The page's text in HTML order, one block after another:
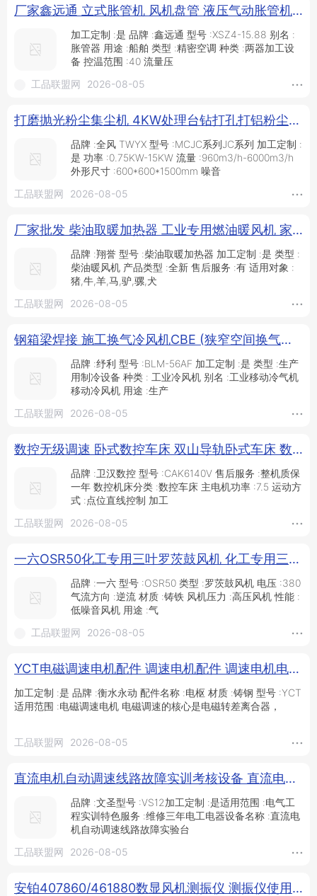
厂家鑫远通 立式胀管机 风机盘管 液压气动胀管机_气动刻磨机_气动工具_五金工具_供应_工品联盟网
加工定制 :是 品牌 :鑫远通 型号 :XSZ4-15.88 别名 :
胀管器 用途 :船舶 类型 :精密空调 种类 :两器加工设
备 控温范围 :40 流量压
工品联盟网
2026-08-05
打磨抛光粉尘集尘机 4KW处理台钻打孔打铝粉尘收集专用集尘器 打磨抛光粉尘吸尘器_供应产品_北京全风机电设备有限公司
品牌 :全风 TWYX 型号 :MCJC系列JC系列 加工定制 :
是 功率 :0.75KW-15KW 流量 :960m3/h-6000m3/h
外形尺寸 :600*600*1500mm 噪音
工品联盟网
2026-08-05
厂家批发 柴油取暖加热器 工业专用燃油暖风机 家用取暖机 翔誉现货供应_供应产品_泊头市翔誉畜牧设备有限公司
品牌 :翔誉 型号 :柴油取暖加热器 加工定制 :是 类型 :
柴油暖风机 产品类型 :全新 售后服务 :有 适用对象 :
猪,牛,羊,马,驴,骡,犬
工品联盟网
2026-08-05
钢箱梁焊接 施工换气冷风机CBE (狭窄空间换气冷风机) 纾利BLM-56AF生产用冷气风机20HP_供应产品_深圳本利茂制冷机电设备有限公司
品牌 :纾利 型号 :BLM-56AF 加工定制 :是 类型 :生产
用制冷设备 种类 : 工业冷风机 别名 :工业移动冷气机
移动冷风机 用途 :生产
工品联盟网
2026-08-05
数控无级调速 卧式数控车床 双山导轨卧式车床 数控系统可选 广数数控车床6140 数控车床_供应产品_泊头市卫汉数控机床设备有限公司
品牌 :卫汉数控 型号 :CAK6140V 售后服务 :整机质保
一年 数控机床分类 :数控车床 主电机功率 :7.5 运动方
式 :点位直线控制 加工
工品联盟网
2026-08-05
一六OSR50化工专用三叶罗茨鼓风机 化工专用三叶罗茨鼓风机_化工添加剂_特殊化学品_车间化学品_供应_工品联盟网
品牌 :一六 型号 :OSR50 类型 :罗茨鼓风机 电压 :380
气流方向 :逆流 材质 :铸铁 风机压力 :高压风机 性能 :
低噪音风机 用途 :气
工品联盟网
2026-08-05
YCT电磁调速电机配件 调速电机配件 调速电机电枢内转子 衡水永动_供应产品_衡水永动电机制造有限公司
加工定制 :是 品牌 :衡水永动 配件名称 :电枢 材质 :铸钢 型号 :YCT
适用范围 :电磁调速电机 电磁调速的核心是电磁转差离合器，
工品联盟网 2026-08-05
直流电机自动调速线路故障实训考核设备 直流电机自动调速线路故障实验台 直流电机自动调速线路故障实训考核装置_供应产品_上海文圣科教设备有限公司
品牌 :文圣型号 :VS12加工定制 :是适用范围 :电气工
程实训特色服务 :维修三年电工电器设备名称 :直流电
机自动调速线路故障实验台
工品联盟网
2026-08-05
安铂407860/461880数显风机测振仪 测振仪使用说明_供应产品_靖江市中诺仪器仪表有限公司